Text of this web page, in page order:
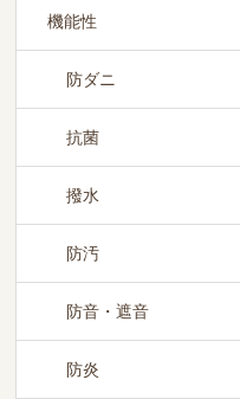
機能性
防ダニ
抗菌
撥水
防汚
防音・遮音
防炎